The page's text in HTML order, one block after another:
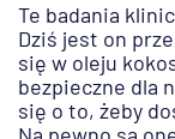
Te badania
Dziś jest on
się w oleju
bezpieczne dla
się o to, żeby